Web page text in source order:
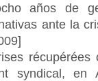
años de
ante la
syndical, en